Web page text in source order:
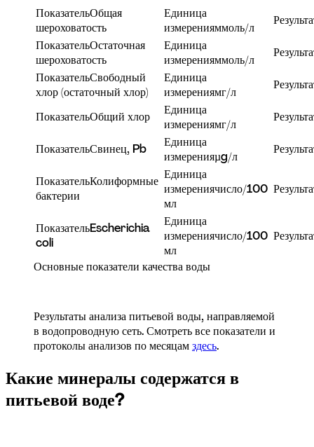
ПоказательОбщая
шероховатость
Единица
измеренияммоль/л
ПоказательОстаточная
шероховатость
Единица
измеренияммоль/л
ПоказательСвободный
хлор (остаточный хлор)
Единица
измерениямг/л
ПоказательОбщий хлор
Единица
измерениямг/л
ПоказательСвинец, Pb
Единица
измеренияµg/л
ПоказательКолиформные
бактерии
Единица
измерениячисло/100
мл
ПоказательEscherichia
coli
Единица
измерениячисло/100
мл
Основные показатели качества воды
Результаты анализа питьевой воды, направляемой
в водопроводную сеть. Смотреть все показатели и
протоколы анализов по месяцам здесь.
Какие минералы содержатся в
питьевой воде?